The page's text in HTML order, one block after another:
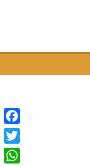
Facebook
Twitter